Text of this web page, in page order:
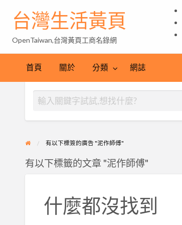
台灣生活黃頁
OpenTaiwan,台灣黃頁工商名錄網
首頁 關於 分類 網誌
有以下標簽的廣告 "泥作師傅"
有以下標籤的文章 "泥作師傅"
什麼都沒找到